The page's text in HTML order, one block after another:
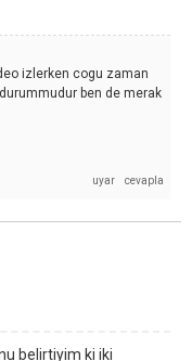
izlerken cogu zaman
ben de merak
belirtiyim ki iki